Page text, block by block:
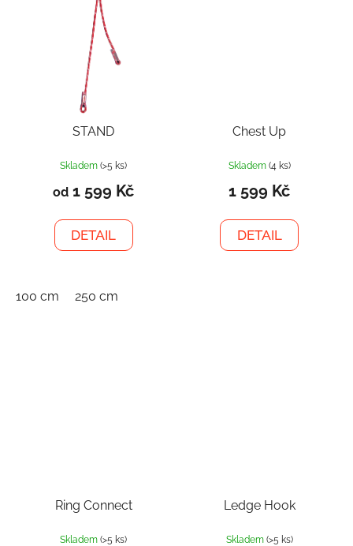
STAND
Skladem(>5 ks)
od 1 599 Kč
DETAIL
100 cm 250 cm
Chest Up
Skladem (4 ks)
1 599 Kč
DETAIL
Ring Connect
Skladem(>5 ks)
Ledge Hook
Skladem (>5 ks)